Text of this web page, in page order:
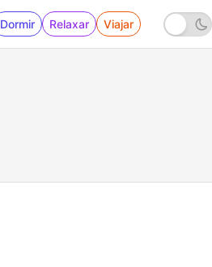
Dormir Relaxar Viajar